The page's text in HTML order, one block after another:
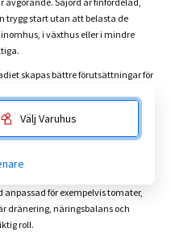
trygg start utan att belasta de
i växthus eller i mindre
skapas bättre förutsättningar för
odling
ofta högre krav på både näring och
till krukor och växthus.
anpassad för exempelvis tomater,
dränering, näringsbalans och
roll.
Välj Varuhus